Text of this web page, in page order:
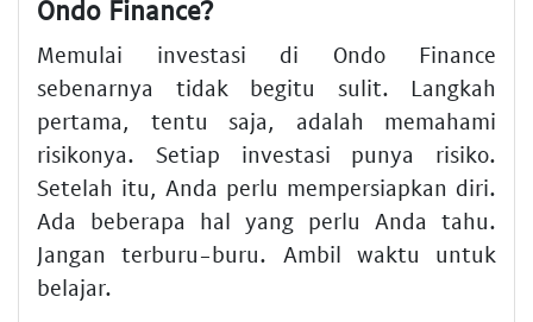
Ondo Finance?
Memulai investasi di Ondo Finance
sebenarnya tidak begitu sulit. Langkah
pertama, tentu saja, adalah memahami
risikonya. Setiap investasi punya risiko.
Setelah itu, Anda perlu mempersiapkan diri.
Ada beberapa hal yang perlu Anda tahu.
Jangan terburu-buru. Ambil waktu untuk
belajar.